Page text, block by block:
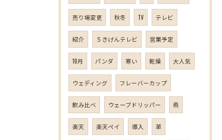
売り場変更 秋冬 TV テレビ
紹介 ５きげんテレビ 営業予定
10月 パンダ 寒い 乾燥 大人気
ウェディング フレーバーカップ
飲み比べ ウェーブドリッパー 燕
楽天 楽天ペイ 導入 革